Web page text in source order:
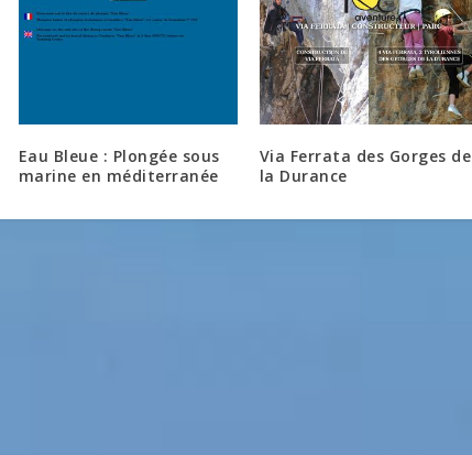
Eau Bleue : Plongée sous
marine en méditerranée
Via Ferrata des Gorges de
la Durance